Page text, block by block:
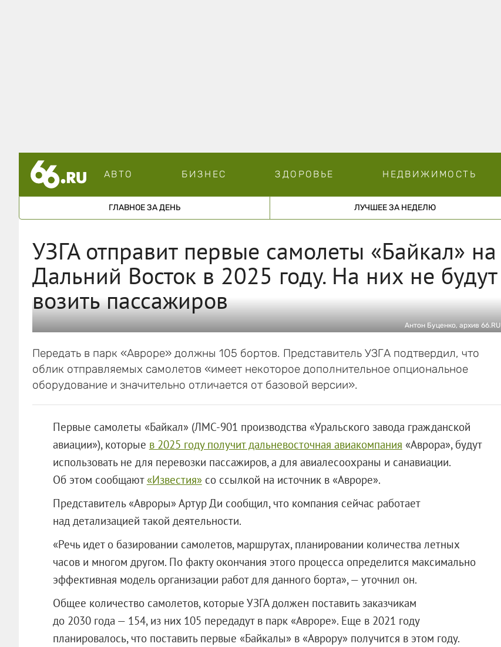
АВТО БИЗНЕС ЗДОРОВЬЕ НЕДВИЖИМОСТЬ
ГЛАВНОЕ ЗА ДЕНЬ ЛУЧШЕЕ ЗА НЕДЕЛЮ
УЗГА отправит первые самолеты «Байкал» на
Дальний Восток в 2025 году. На них не будут
возить пассажиров
Антон Буценко, архив 66.RU
Передать в парк «Авроре» должны 105 бортов. Представитель УЗГА подтвердил, что
облик отправляемых самолетов «имеет некоторое дополнительное опциональное
оборудование и значительно отличается от базовой версии».
Первые самолеты «Байкал» (ЛМС-901 производства «Уральского завода гражданской
авиации»), которые в 2025 году получит дальневосточная авиакомпания «Аврора», будут
использовать не для перевозки пассажиров, а для авиалесоохраны и санавиации.
Об этом сообщают«Известия»со ссылкой на источник в «Авроре».
Представитель «Авроры» Артур Ди сообщил, что компания сейчас работает
над детализацией такой деятельности.
«Речь идет о базировании самолетов, маршрутах, планировании количества летных
часов и многом другом. По факту окончания этого процесса определится максимально
эффективная модель организации работ для данного борта», — уточнил он.
Общее количество самолетов, которые УЗГА должен поставить заказчикам
до 2030 года — 154, из них 105 передадут в парк «Авроре». Еще в 2021 году
планировалось, что поставить первые «Байкалы» в «Аврору» получится в этом году.